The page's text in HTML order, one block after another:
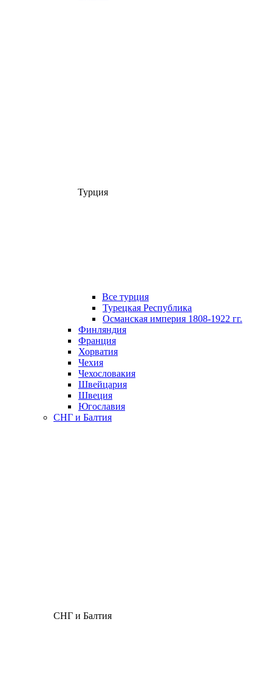
Турция
Все турция
Турецкая Республика
Османская империя 1808-1922 гг.
Финляндия
Франция
Хорватия
Чехия
Чехословакия
Швейцария
Швеция
Югославия
СНГ и Балтия
СНГ и Балтия